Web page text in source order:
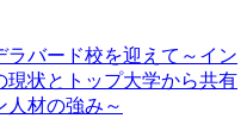
ラバード校を迎えて～イン
現状とトップ大学から共有
人材の強み～